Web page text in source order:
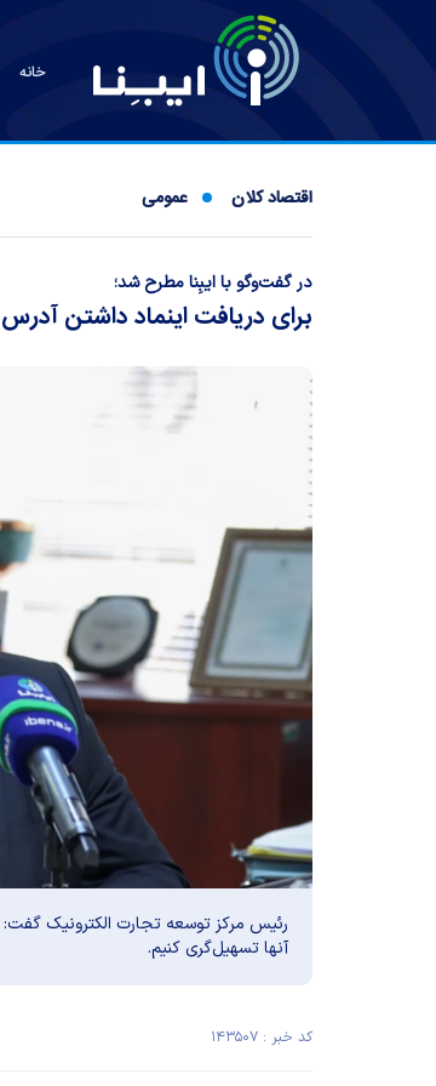
خانه
اقتصاد کلان عمومی
در گفت‌وگو با ایبِنا مطرح شد؛
برای دریافت اینماد داشتن آدرس URL الزامی است؟ / لغو اینماد صحت ندارد
آنها تسهیل‌گری کنیم.
کد خبر : ۱۴۳۵۰۷